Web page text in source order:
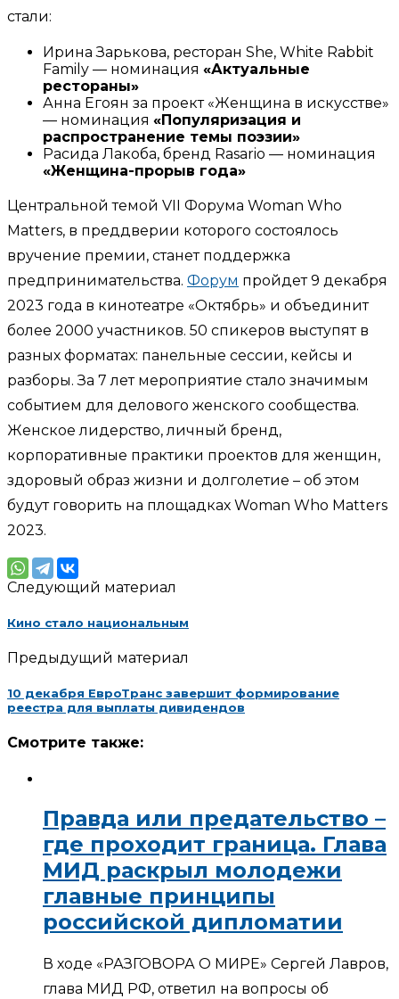
стали:
Ирина Зарькова, ресторан She, White Rabbit
Family — номинация «Актуальные
рестораны»
Анна Егоян за проект «Женщина в искусстве»
— номинация «Популяризация и
распространение темы поэзии»
Расида Лакоба, бренд Rasario — номинация
«Женщина-прорыв года»
Центральной темой VII Форума Woman Who
Matters, в преддверии которого состоялось
вручение премии, станет поддержка
предпринимательства. Форум пройдет 9 декабря
2023 года в кинотеатре «Октябрь» и объединит
более 2000 участников. 50 спикеров выступят в
разных форматах: панельные сессии, кейсы и
разборы. За 7 лет мероприятие стало значимым
событием для делового женского сообщества.
Женское лидерство, личный бренд,
корпоративные практики проектов для женщин,
здоровый образ жизни и долголетие – об этом
будут говорить на площадках Woman Who Matters
2023.
Следующий материал
Кино стало национальным
Предыдущий материал
10 декабря ЕвроТранс завершит формирование
реестра для выплаты дивидендов
Смотрите также:
Правда или предательство –
где проходит граница. Глава
МИД раскрыл молодежи
главные принципы
российской дипломатии
В ходе «РАЗГОВОРА О МИРЕ» Сергей Лавров,
глава МИД РФ, ответил на вопросы об